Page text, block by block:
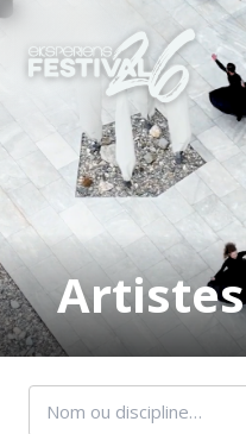
Artistes
Rechercher